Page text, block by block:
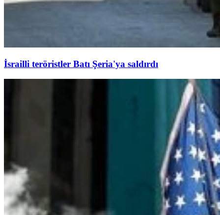
İsrailli teröristler Batı Şeria'ya saldırdı